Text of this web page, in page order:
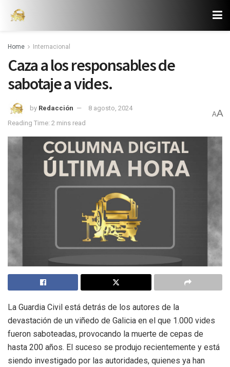
Home Internacional
Caza a los responsables de
sabotaje a vides.
by Redacción
8 agosto, 2024
Reading Time: 2 mins read
AA
La Guardia Civil está detrás de los autores de la
devastación de un viñedo de Galicia en el que 1.000 vides
fueron saboteadas, provocando la muerte de cepas de
hasta 200 años. El suceso se produjo recientemente y está
siendo investigado por las autoridades, quienes ya han